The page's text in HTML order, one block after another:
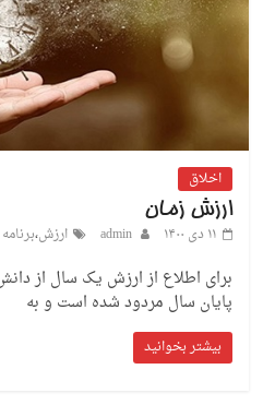
اخلاق
ارزش زمان
۱۱ دی ۱۴۰۰
admin ارزش،
برای اطلاع از ارزش یک سال از
پایان سال مردود شده است و به
بیشتر بخوانید